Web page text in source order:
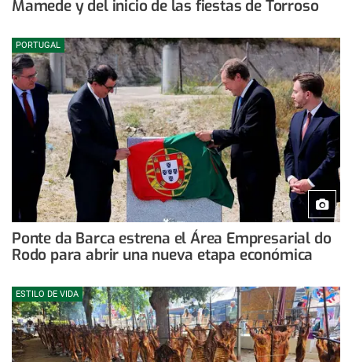
Mamede y del inicio de las fiestas de Torroso
PORTUGAL
Ponte da Barca estrena el Área Empresarial do
Rodo para abrir una nueva etapa económica
ESTILO DE VIDA